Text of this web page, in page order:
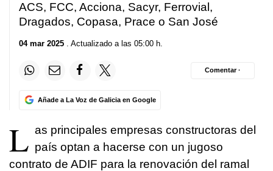
ACS, FCC, Acciona, Sacyr, Ferrovial,
Dragados, Copasa, Prace o San José
04 mar 2025 . Actualizado a las 05:00 h.
Añade a La Voz de Galicia en Google
Comentar ·
L as principales empresas constructoras del
país optan a hacerse con un jugoso
contrato de ADIF para la renovación del ramal